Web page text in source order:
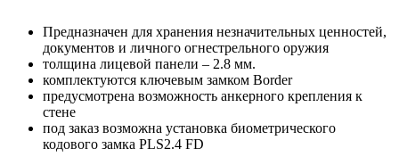
Предназначен для хранения незначительных ценностей,
документов и личного огнестрельного оружия
толщина лицевой панели – 2.8 мм.
комплектуются ключевым замком Border
предусмотрена возможность анкерного крепления к
стене
под заказ возможна установка биометрического
кодового замка PLS2.4 FD